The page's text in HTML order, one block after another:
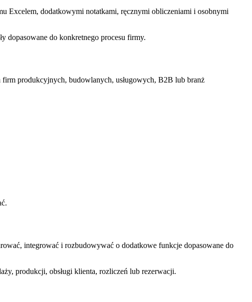
Excelem, dodatkowymi notatkami, ręcznymi obliczeniami i osobnymi
dopasowane do konkretnego procesu firmy.
produkcyjnych, budowlanych, usługowych, B2B lub branż
integrować i rozbudowywać o dodatkowe funkcje dopasowane do
produkcji, obsługi klienta, rozliczeń lub rezerwacji.